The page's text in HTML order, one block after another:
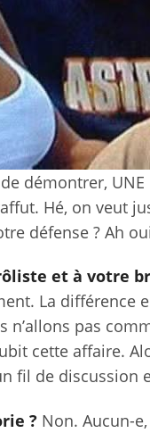
démontrer, UNE
Hé, on veut
défense ? Ah
et à votre
La différence
pas
cette affaire.
fil de discussion
? Non. Aucun-